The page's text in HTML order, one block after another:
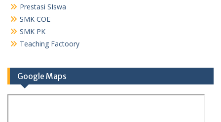
Prestasi SIswa
SMK COE
SMK PK
Teaching Factoory
Google Maps